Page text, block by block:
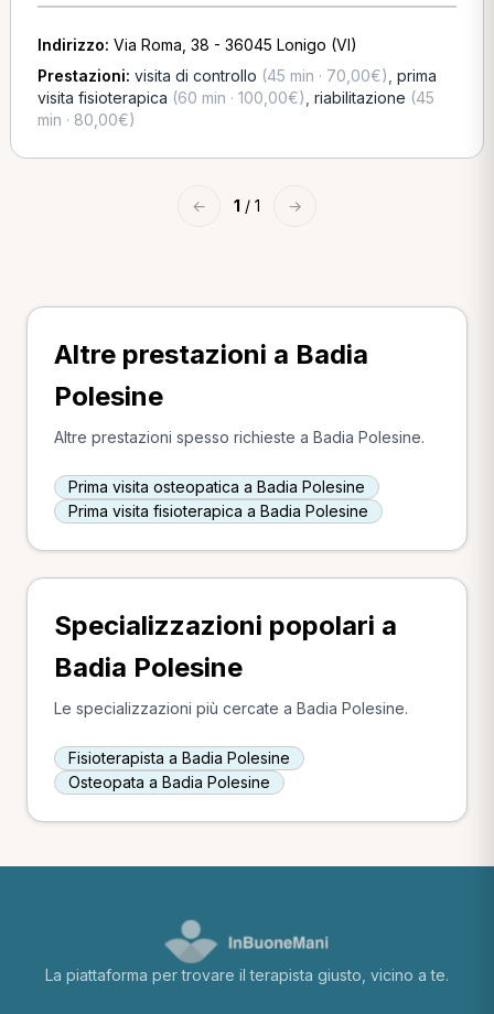
Indirizzo: Via Roma, 38 - 36045 Lonigo (VI)
Prestazioni: visita di controllo (45 min · 70,00€) prima
visita fisioterapica (60 min · 100,00€) riabilitazione (45
min · 80,00€)
← 1 / 1 →
Altre prestazioni a Badia
Polesine
Altre prestazioni spesso richieste a Badia Polesine.
Prima visita osteopatica a Badia Polesine
Prima visita fisioterapica a Badia Polesine
Specializzazioni popolari a
Badia Polesine
Le specializzazioni più cercate a Badia Polesine.
Fisioterapista a Badia Polesine
Osteopata a Badia Polesine
La piattaforma per trovare il terapista giusto, vicino a te.